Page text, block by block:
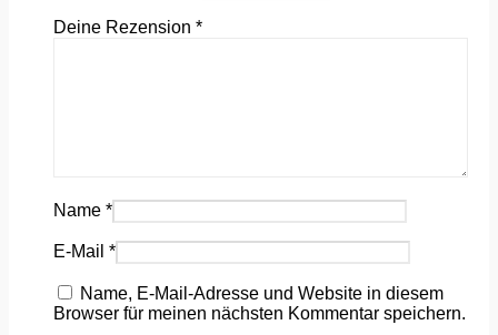
Deine Rezension *
Name *
E-Mail *
Name, E-Mail-Adresse und Website in diesem
Browser für meinen nächsten Kommentar speichern.